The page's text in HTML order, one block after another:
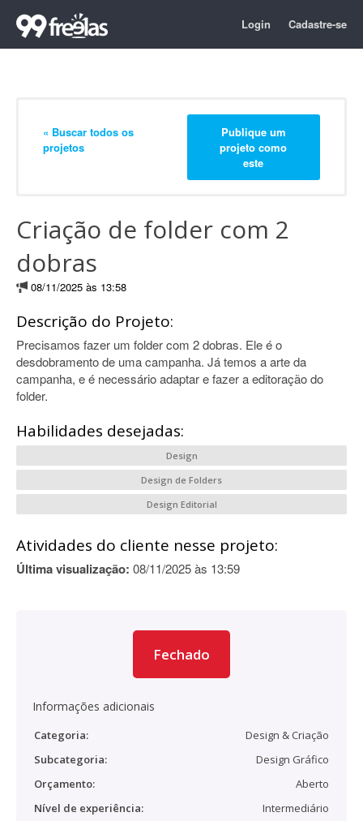
Login Cadastre-se
« Buscar todos os
projetos
Publique um
projeto como
este
Criação de folder com 2
dobras
08/11/2025 às 13:58
Descrição do Projeto:
Precisamos fazer um folder com 2 dobras. Ele é o
desdobramento de uma campanha. Já temos a arte da
campanha, e é necessário adaptar e fazer a editoração do
folder.
Habilidades desejadas:
Design
Design de Folders
Design Editorial
Atividades do cliente nesse projeto:
Última visualização: 08/11/2025 às 13:59
Fechado
Informações adicionais
Categoria:
Design & Criação
Subcategoria:
Design Gráfico
Orçamento:
Aberto
Nível de experiência:
Intermediário